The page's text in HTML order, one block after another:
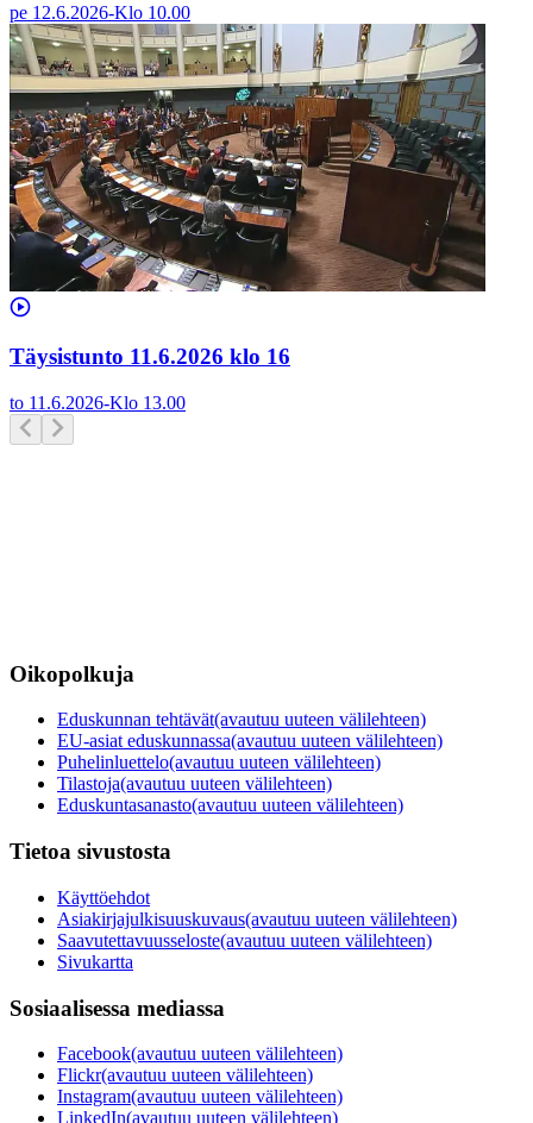
pe 12.6.2026-Klo 10.00
Täysistunto 11.6.2026 klo 16
to 11.6.2026-Klo 13.00
Oikopolkuja
Eduskunnan tehtävät(avautuu uuteen välilehteen)
EU-asiat eduskunnassa(avautuu uuteen välilehteen)
Puhelinluettelo(avautuu uuteen välilehteen)
Tilastoja(avautuu uuteen välilehteen)
Eduskuntasanasto(avautuu uuteen välilehteen)
Tietoa sivustosta
Käyttöehdot
Asiakirjajulkisuuskuvaus(avautuu uuteen välilehteen)
Saavutettavuusseloste(avautuu uuteen välilehteen)
Sivukartta
Sosiaalisessa mediassa
Facebook(avautuu uuteen välilehteen)
Flickr(avautuu uuteen välilehteen)
Instagram(avautuu uuteen välilehteen)
LinkedIn(avautuu uuteen välilehteen)